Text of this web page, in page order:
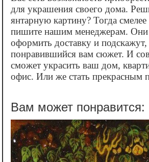
для украшения своего дома.
янтарную картину? Тогда
пишите нашим менеджерам. Они
оформить доставку и подскажут,
понравившийся вам сюжет. И
сможет украсить ваш дом,
офис. Или же стать прекрасным